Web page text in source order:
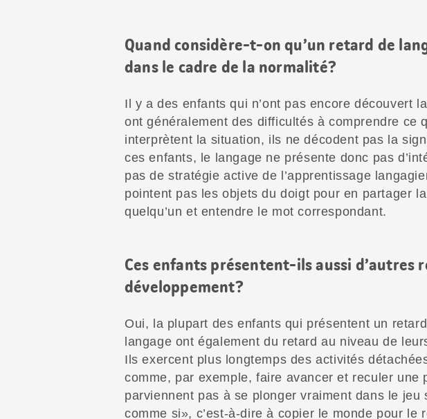
Quand considère-t-on qu’un retard de
dans le cadre de la normalité?
Il y a des enfants qui n’ont pas encore découvert
ont généralement des difficultés à comprendre ce
interprètent la situation, ils ne décodent pas la
ces enfants, le langage ne présente donc pas
pas de stratégie active de l’apprentissage
pointent pas les objets du doigt pour en partager
quelqu’un et entendre le mot correspondant.
Ces enfants présentent-ils aussi d’autres
développement?
Oui, la plupart des enfants qui présentent un
langage ont également du retard au niveau de
Ils exercent plus longtemps des activités
comme, par exemple, faire avancer et reculer une
parviennent pas à se plonger vraiment dans le jeu
comme si», c’est-à-dire à copier le monde pour le